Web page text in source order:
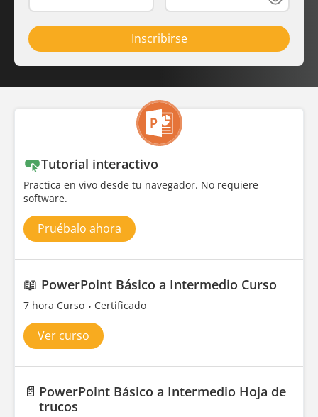
Inscribirse
Tutorial interactivo
Practica en vivo desde tu navegador. No requiere
software.
Pruébalo ahora
📖 PowerPoint Básico a Intermedio Curso
7 hora Curso Certificado
Ver curso
📄 PowerPoint Básico a Intermedio Hoja de
trucos